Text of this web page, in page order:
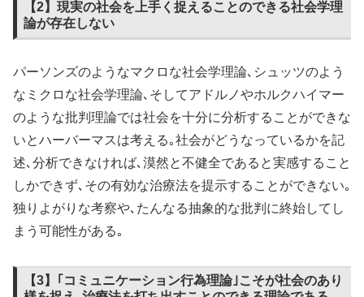
【2】現実の社会を上手く捉えることのできる社会学理
論が存在しない
パーソンズのようなマクロな社会学理論､シュッツのよう
なミクロな社会学理論､そしてアドルノやホルクハイマー
のような批判理論では社会を十分に分析することができな
いとハーバーマスは考える｡社会がどうなっているかを記
述､分析できなければ､漠然と不健全であると実感すること
しかできず､その有効な治療法を提示することができない｡
独りよがりな考察や､たんなる抽象的な批判に終始してし
まう可能性がある｡
【3】｢コミュニケーション行為理論｣こそが社会のあり